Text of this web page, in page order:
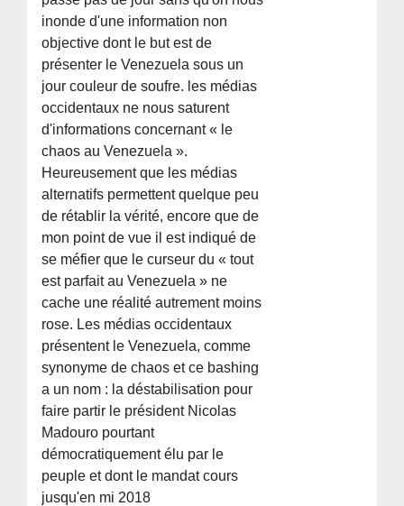
inonde d'une information non
objective dont le but est de
présenter le Venezuela sous un
jour couleur de soufre. les médias
occidentaux ne nous saturent
d'informations concernant « le
chaos au Venezuela ».
Heureusement que les médias
alternatifs permettent quelque peu
de rétablir la vérité, encore que de
mon point de vue il est indiqué de
se méfier que le curseur du « tout
est parfait au Venezuela » ne
cache une réalité autrement moins
rose. Les médias occidentaux
présentent le Venezuela, comme
synonyme de chaos et ce bashing
a un nom : la déstabilisation pour
faire partir le président Nicolas
Madouro pourtant
démocratiquement élu par le
peuple et dont le mandat cours
jusqu'en mi 2018